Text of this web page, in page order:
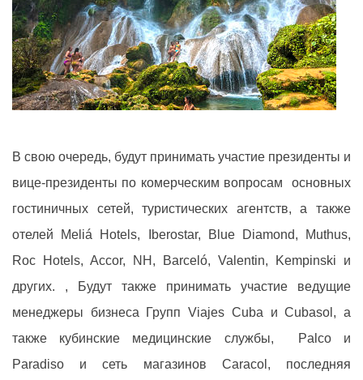
В свою очередь, будут принимать участие президенты и
вице-президенты по комерческим вопросам
основных
гостиничных сетей, туристических агентств, а также
отелей Meliá Hotels, Iberostar, Blue Diamond, Muthus,
Roc Hotels, Accor, NH, Barceló, Valentin, Kempinski и
других. , Будут также принимать участие ведущие
менеджеры бизнеса Групп Viajes Cuba и Cubasol, а
также кубинские медицинские службы, Palco и
Paradiso и сеть магазинов Caracol, последняя